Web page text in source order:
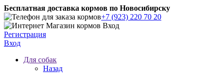
Бесплатная доставка кормов по Новосибирску
+7 (923) 220 70 20
Регистрация
Вход
Для собак
Назад